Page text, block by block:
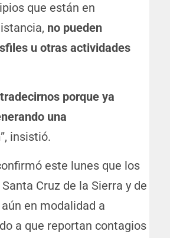
que están en
no pueden
u otras actividades
porque ya
una
”, insistió.
este lunes que los
Cruz de la Sierra y de
en modalidad a
a que reportan contagios